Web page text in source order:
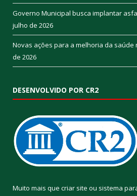
Governo Municipal busca implantar
julho de 2026
Novas ações para a melhoria da saúde
de 2026
DESENVOLVIDO POR CR2
Muito mais que criar site ou sistema